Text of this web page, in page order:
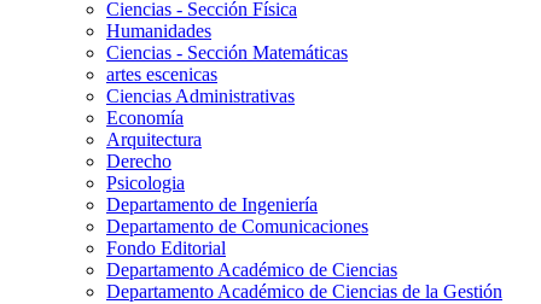
Ciencias - Sección Física
Humanidades
Ciencias - Sección Matemáticas
artes escenicas
Ciencias Administrativas
Economía
Arquitectura
Derecho
Psicologia
Departamento de Ingeniería
Departamento de Comunicaciones
Fondo Editorial
Departamento Académico de Ciencias
Departamento Académico de Ciencias de la Gestión